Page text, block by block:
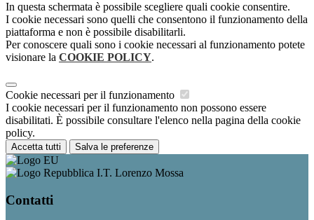
In questa schermata è possibile scegliere quali cookie consentire.
I cookie necessari sono quelli che consentono il funzionamento della
piattaforma e non è possibile disabilitarli.
Per conoscere quali sono i cookie necessari al funzionamento potete
visionare la COOKIE POLICY.
Cookie necessari per il funzionamento
I cookie necessari per il funzionamento non possono essere
disabilitati. È possibile consultare l'elenco nella pagina della cookie
policy.
Accetta tutti Salva le preferenze
I.T. Lorenzo Mossa
Contatti